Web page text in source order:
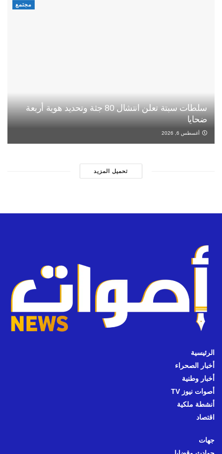
مجتمع
سلطات سبتة تعلن انتشال 80 جثة وتحديد هوية أربعة
ضحايا
أغسطس 6, 2026
تحميل المزيد
الرئيسية
أخبار الصحراء
أخبار وطنية
أصوات نيوز TV
أنشطة ملكية
اقتصاد
جهات